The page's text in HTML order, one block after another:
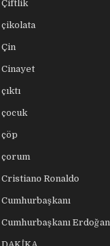
Çiftlik
çikolata
Çin
Cinayet
çıktı
çocuk
çöp
çorum
Cristiano Ronaldo
Cumhurbaşkanı
Cumhurbaşkanı Erdoğan